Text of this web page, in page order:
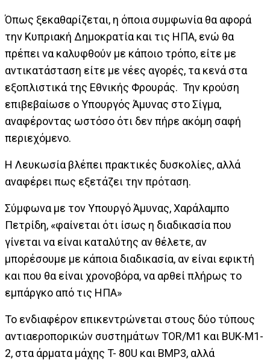
Όπως ξεκαθαρίζεται, η όποια συμφωνία θα αφορά
την Κυπριακή Δημοκρατία και τις ΗΠΑ, ενώ θα
πρέπει να καλυφθούν με κάποιο τρόπο, είτε με
αντικατάσταση είτε με νέες αγορές, τα κενά στα
εξοπλιστικά της Εθνικής Φρουράς. Την κρούση
επιβεβαίωσε ο Υπουργός Άμυνας στο Σίγμα,
αναφέροντας ωστόσο ότι δεν πήρε ακόμη σαφή
περιεχόμενο.
Η Λευκωσία βλέπει πρακτικές δυσκολίες, αλλά
αναφέρει πως εξετάζει την πρόταση.
Σύμφωνα με τον Υπουργό Άμυνας, Χαράλαμπο
Πετρίδη, «φαίνεται ότι ίσως η διαδικασία που
γίνεται να είναι καταλύτης αν θέλετε, αν
μπορέσουμε με κάποια διαδικασία, αν είναι εφικτή
και που θα είναι χρονοβόρα, να αρθεί πλήρως το
εμπάργκο από τις ΗΠΑ»
Το ενδιαφέρον επικεντρώνεται στους δύο τύπους
αντιαεροπορικών συστημάτων TOR/M1 και BUK-M1-
2, στα άρματα μάχης T- 80U και BMP3, αλλά